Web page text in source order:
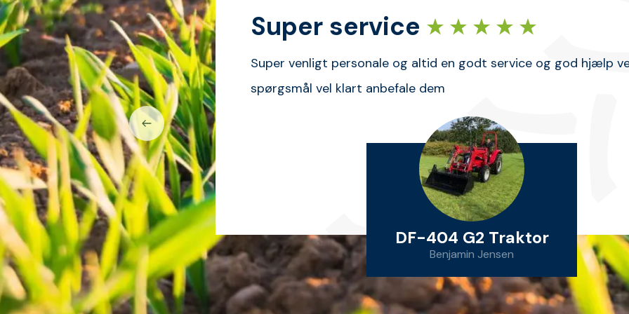
Super service
Super venligt personale og altid en godt service og god hjælp
spørgsmål vel klart anbefale dem
DF-404 G2 Traktor
Benjamin Jensen